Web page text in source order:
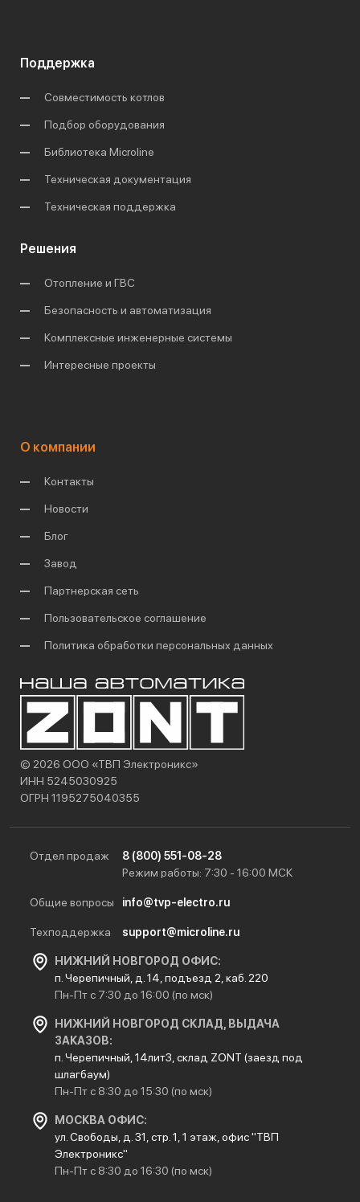
Поддержка
Совместимость котлов
Подбор оборудования
Библиотека Microline
Техническая документация
Техническая поддержка
Решения
Отопление и ГВС
Безопасность и автоматизация
Комплексные инженерные системы
Интересные проекты
О компании
Контакты
Новости
Блог
Завод
Партнерская сеть
Пользовательское соглашение
Политика обработки персональных данных
© 2026 ООО «ТВП Электроникс»
ИНН 5245030925
ОГРН 1195275040355
Отдел продаж
8 (800) 551-08-28
Режим работы: 7:30 - 16:00 МСК
Общие вопросы info@tvp-electro.ru
Техподдержка support@microline.ru
НИЖНИЙ НОВГОРОД ОФИС:
п. Черепичный, д. 14, подъезд 2, каб. 220
Пн-Пт с 7:30 до 16:00 (по мск)
НИЖНИЙ НОВГОРОД СКЛАД, ВЫДАЧА
ЗАКАЗОВ:
п. Черепичный, 14лит3, склад ZONT (заезд под
шлагбаум)
Пн-Пт с 8:30 до 15:30 (по мск)
МОСКВА ОФИС:
ул. Свободы, д. 31, стр. 1, 1 этаж, офис "ТВП
Электроникс"
Пн-Пт с 8:30 до 16:30 (по мск)